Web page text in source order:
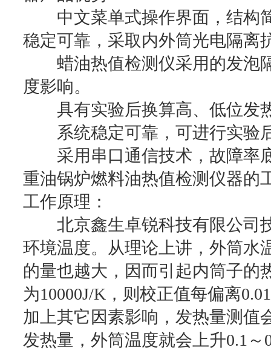
中文菜单式操作界面，结构
稳定可靠，采取内外筒光电隔离
蜡油热值检测仪采用的发泡
度影响。
具有实验后换算高、低位发
系统稳定可靠，可进行实验
采用串口通信技术，故障率
重油锅炉燃料油热值检测仪器的
工作原理：
北京鑫生卓锐科技有限公司
环境温度。从理论上讲，外筒水
的量也越大，因而引起内筒子的
为10000J/K，则校正值每偏离
加上其它因素影响，发热量测值
发热量，外筒温度就会上升0.1